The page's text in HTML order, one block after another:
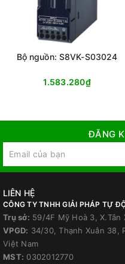
Bộ nguồn: S8VK-S03024
1.583.280₫
ĐĂNG
LIÊN HỆ
CÔNG TY TNHH GIẢI PHÁP TỰ
Trụ sở: 59/4F Mỹ Hoà 3, X.Tân
VPGD: 34/30, Thạnh Xuân 38,
Việt Nam
MST: 0302012770